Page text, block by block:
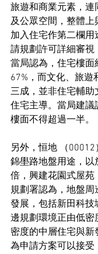
旅遊和商業元素，
及公眾空間，整體上
加入住宅作第二欄用
請規劃許可詳細審視
當局認為，住宅樓面
67%，而文化、旅遊
三成，並非住宅輔助
住宅主導。當局建
樓面不得超過一半。
另外，恒地 （
錦壆路地盤用途，以
倍，興建花園式屋苑
規劃署認為，地盤
發展，包括新田科技
邊規劃環境正由低密
密度的中層住宅與
為申請方案可以接